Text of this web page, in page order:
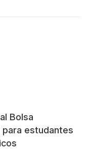
Bolsa
para estudantes